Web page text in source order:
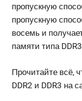
пропускную
пропускную
восемь и
памяти типа
Прочитайте всё,
DDR2 и DDR3 на